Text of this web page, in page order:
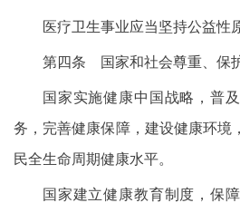
医疗卫生事业应当坚持公益性
第四条 国家和社会尊重、保
国家实施健康中国战略，普
务，完善健康保障，建设健康环境
民全生命周期健康水平。
国家建立健康教育制度，保